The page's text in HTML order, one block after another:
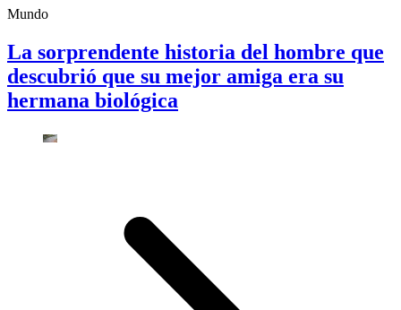
Mundo
La sorprendente historia del hombre que
descubrió que su mejor amiga era su
hermana biológica